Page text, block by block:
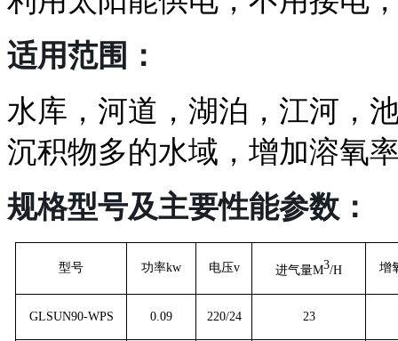
适用范围：
水库，河道，湖泊，江河，
沉积物多的水域，增加溶氧
规格型号及主要性能参数：
型号 功率kw 电压v 进气量M3/H 增
GLSUN90-WPS 0.09 220/24 23